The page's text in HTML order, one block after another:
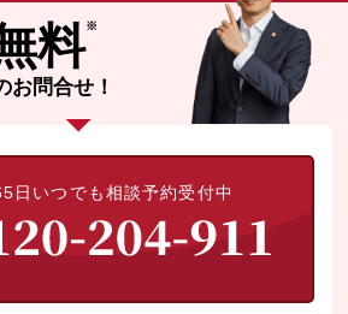
料
お問合せ！
日いつでも相談予約受付中